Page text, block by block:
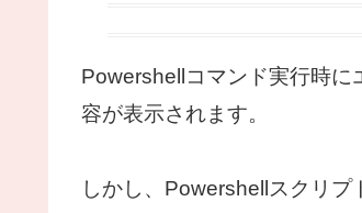
Powershellコマンド実行時に
容が表示されます。
しかし、Powershellスクリ